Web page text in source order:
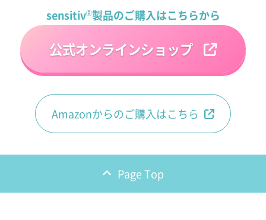
sensitiv®製品のご購入はこちらから
公式オンラインショップ
Amazonからのご購入はこちら
Page Top